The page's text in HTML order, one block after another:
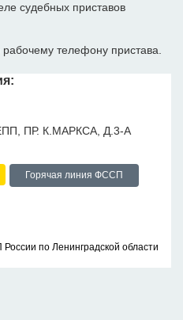
судебных приставов
телефону пристава.
ПР. К.МАРКСА, Д.3-А
Горячая линия ФССП
по Ленинградской области